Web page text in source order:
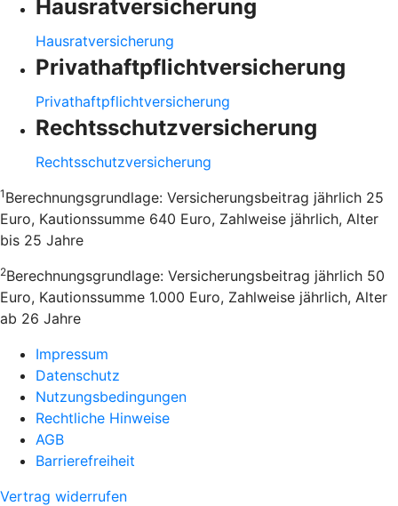
Hausratversicherung
Hausratversicherung
Privathaftpflichtversicherung
Privathaftpflichtversicherung
Rechtsschutzversicherung
Rechtsschutzversicherung
1 Berechnungsgrundlage: Versicherungsbeitrag jährlich 25
Euro, Kautionssumme 640 Euro, Zahlweise jährlich, Alter
bis 25 Jahre
2Berechnungsgrundlage: Versicherungsbeitrag jährlich 50
Euro, Kautionssumme 1.000 Euro, Zahlweise jährlich, Alter
ab 26 Jahre
Impressum
Datenschutz
Nutzungsbedingungen
Rechtliche Hinweise
AGB
Barrierefreiheit
Vertrag widerrufen